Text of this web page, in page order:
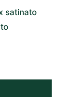
satinato